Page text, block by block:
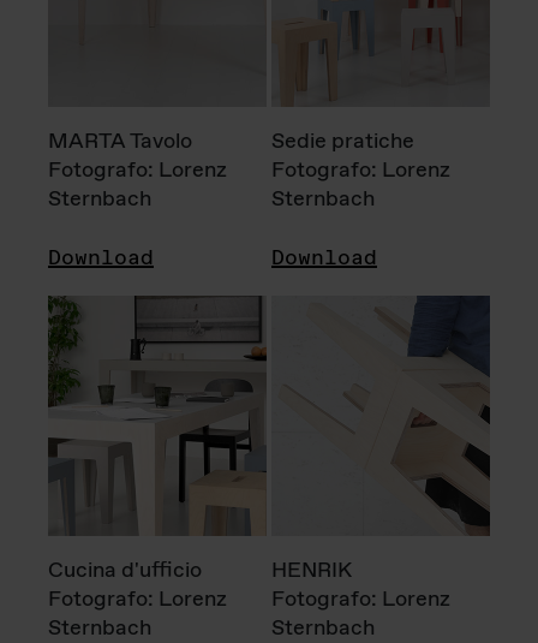
MARTA Tavolo
Fotografo: Lorenz
Sternbach
Download
Sedie pratiche
Fotografo: Lorenz
Sternbach
Download
Cucina d'ufficio
Fotografo: Lorenz
Sternbach
HENRIK
Fotografo: Lorenz
Sternbach